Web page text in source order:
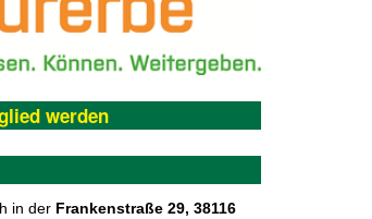
werden
in der Frankenstraße 29, 38116